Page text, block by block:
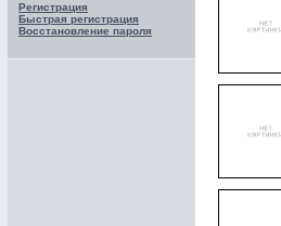
Регистрация
Быстрая регистрация
Восстановление пароля